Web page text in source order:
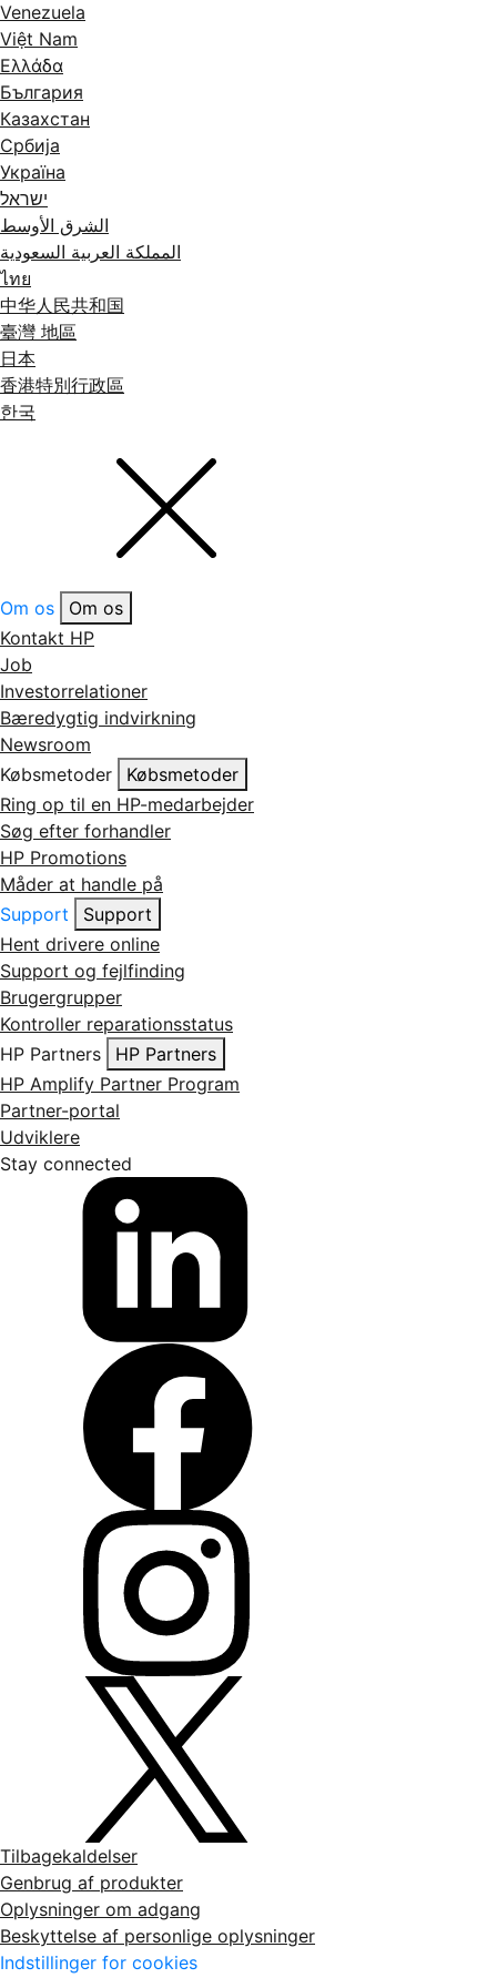
Venezuela
Việt Nam
Ελλάδα
България
Казахстан
Србија
Україна
ישראל
الشرق الأوسط
المملكة العربية السعودية
ไทย
中华人民共和国
臺灣 地區
日本
香港特別行政區
한국
Om os
Om os
Kontakt HP
Job
Investorrelationer
Bæredygtig indvirkning
Newsroom
Købsmetoder
Købsmetoder
Ring op til en HP-medarbejder
Søg efter forhandler
HP Promotions
Måder at handle på
Support
Support
Hent drivere online
Support og fejlfinding
Brugergrupper
Kontroller reparationsstatus
HP Partners
HP Partners
HP Amplify Partner Program
Partner-portal
Udviklere
Stay connected
Tilbagekaldelser
Genbrug af produkter
Oplysninger om adgang
Beskyttelse af personlige oplysninger
Indstillinger for cookies